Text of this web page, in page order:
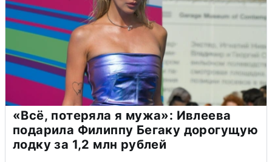
«Всё, потеряла я мужа»: Ивлеева
подарила Филиппу Бегаку дорогущую
лодку за 1,2 млн рублей